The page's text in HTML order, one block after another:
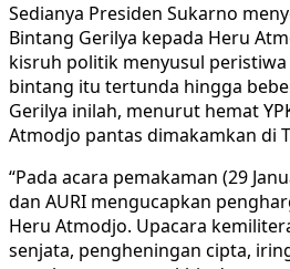
Sedianya Presiden Sukarno
Bintang Gerilya kepada Heru
kisruh politik menyusul peristiwa
bintang itu tertunda hingga
Gerilya inilah, menurut hemat
Atmodjo pantas dimakamkan di
“Pada acara pemakaman (29
dan AURI mengucapkan
Heru Atmodjo. Upacara
senjata, pengheningan cipta,